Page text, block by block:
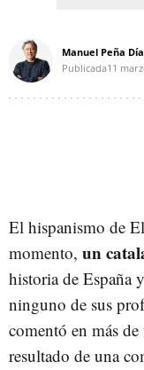
Manuel Peña
Publicada11
El hispanismo de
momento, un
historia de España
ninguno de sus
comentó en más
resultado de una